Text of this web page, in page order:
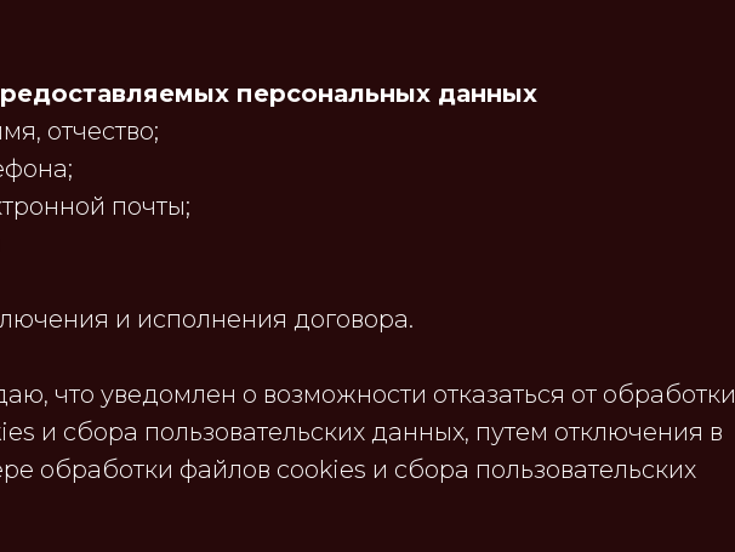
персональных данных
отчество;
почты;
и исполнения договора.
что уведомлен о возможности отказаться от обработки
и сбора пользовательских данных, путем отключения в
обработки файлов cookies и сбора пользовательских